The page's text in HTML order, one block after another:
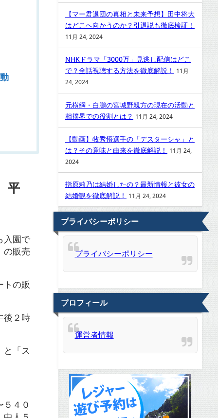
平
入園で
の販売
トの販
後２時
と「ス
４０
【マー君退団の真相と未来予想】田中将大
はどこへ向かうのか？引退説も徹底検証！
11月 24, 2024
NHKドラマ「3000万」見逃し配信はどこ
で？全話視聴する方法を徹底解説！
11月
24, 2024
元横綱・白鵬の宮城野親方の現在の活動と
相撲界での役割とは？ 11月 24, 2024
【動画】牧秀悟選手の「デスターシャ」と
は？その意味と由来を徹底解説！
11月 24,
2024
指原莉乃は結婚したの？最新情報と彼女の
結婚観を徹底解説！
11月 24, 2024
プライバシーポリシー
プライバシーポリシー
プロフィール
運営者情報